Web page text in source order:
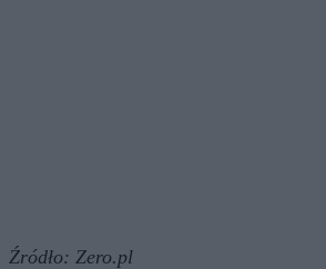
Źródło: Zero.pl